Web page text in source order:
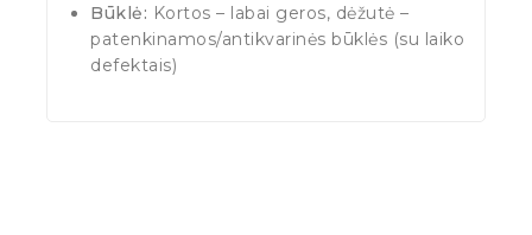
Būklė: Kortos – labai geros, dėžutė –
patenkinamos/antikvarinės būklės (su laiko
defektais)